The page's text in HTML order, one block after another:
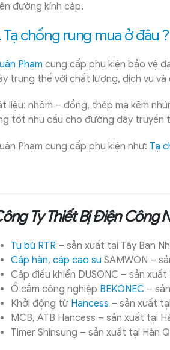
đường kính cáp.
Tạ chống rung mua ở đâu ?
Phạm cung cấp phụ kiện bảo vệ
trung thế với chất lượng, dịch vụ
liệu: nhôm – đồng, thép mạ kẽm
tốt nhu cầu cho đường dây truyền
Phạm cung cấp phụ kiện như: Tạ
Ty Thiết Bị Điện Công
Tụ bù RTR – sản xuất tại Tây Ban
Cáp hàn, cáp cao su SAMWON –
Cáp điều khiển DUSONC – sản
Ổ cắm công nghiệp BEKONEC –
Khởi động từ Hancess – sản xuất
MCB, ATB Hancess – sản xuất tại
Timer Shinsung – sản xuất tại Hàn